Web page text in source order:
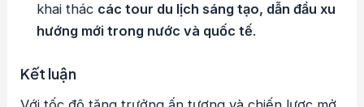
khai thác các tour du lịch sáng tạo, dẫn đầu xu
hướng mới trong nước và quốc tế.
Kết luận